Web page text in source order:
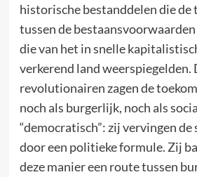
historische bestanddelen die de
tussen de bestaansvoorwaarden
die van het in snelle
verkerend land weerspiegelden.
revolutionairen zagen de
noch als burgerlijk, noch als
“democratisch”: zij vervingen
door een politieke formule. Zij
deze manier een route tussen